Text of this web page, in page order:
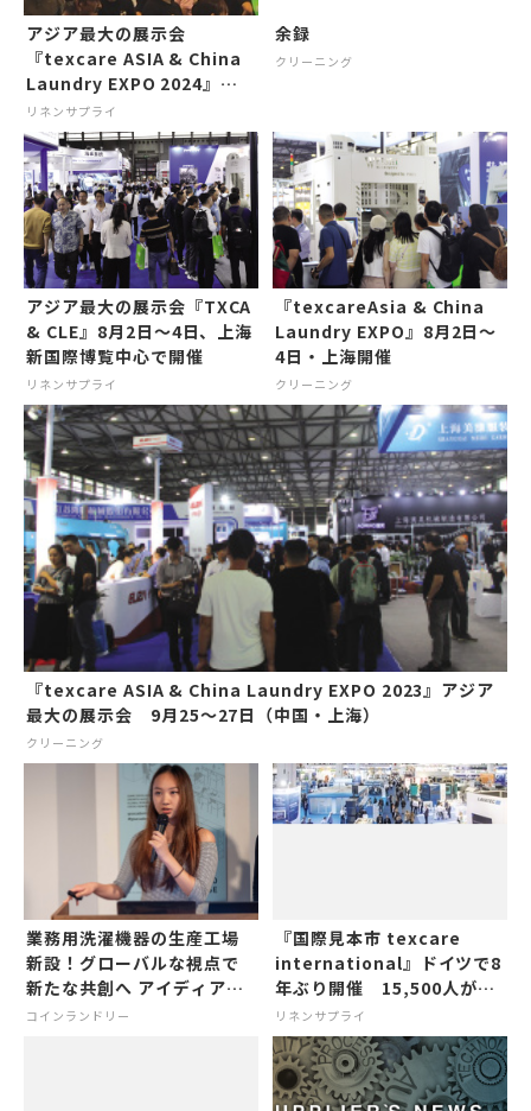
アジア最大の展示会
『texcare ASIA & China
Laundry EXPO 2024』国
内外292社が出展
リネンサプライ
余録
クリーニング
アジア最大の展示会『TXCA
& CLE』8月2日～4日、上海
新国際博覧中心で開催
リネンサプライ
『texcareAsia & China
Laundry EXPO』8月2日～
4日・上海開催
クリーニング
『texcare ASIA & China Laundry EXPO 2023』アジア
最大の展示会 9月25～27日（中国・上海）
クリーニング
業務用洗濯機器の生産工場
新設！グローバルな視点で
新たな共創へ アイディアソ
ン開催
コインランドリー
『国際見本市 texcare
international』ドイツで8
年ぶり開催 15,500人が来
場
リネンサプライ